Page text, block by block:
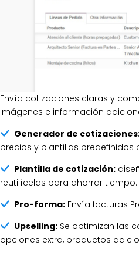
Envía cotizaciones claras y
imágenes e información
Generador de
precios y plantillas
Plantilla de cotización:
reutilícelas para ahorrar tiempo.
Pro-forma: Envía facturas
Upselling: Se optimizan las
opciones extra, productos